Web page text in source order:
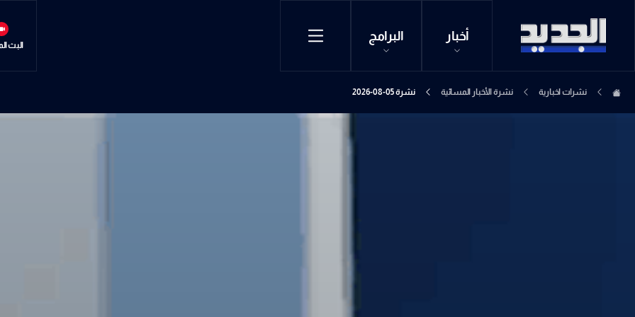
أخبار البرامج
البث
نشرات اخبارية نشرة الأخبار المسائية نشرة 05-08-2026